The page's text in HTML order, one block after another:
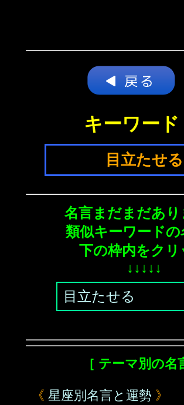
キーワード
目立たせる
名言まだまだあり
類似キーワードの
下の枠内をクリ
↓↓↓↓↓
目立たせる
［ テーマ別の名
《 星座別名言と運勢 》